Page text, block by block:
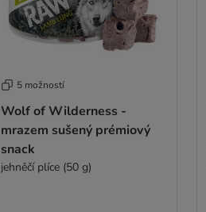
5 možností
Wolf of Wilderness -
mrazem sušený prémiový
snack
jehněčí plíce (50 g)